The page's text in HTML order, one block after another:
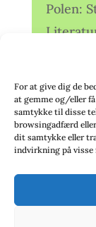
For at give dig de
at gemme og/eller
samtykke til disse
browsingadfærd
dit samtykke eller
indvirkning på visse
Polen: